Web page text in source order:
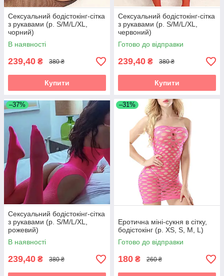
Сексуальний бодістокінг-сітка
з рукавами (р. S/M/L/XL,
чорний)
В наявності
239,40 ₴ 380 ₴
Купити
Сексуальний бодістокінг-сітка
з рукавами (р. S/M/L/XL,
червоний)
Готово до відправки
239,40 ₴ 380 ₴
Купити
–37%
Сексуальний бодістокінг-сітка
з рукавами (р. S/M/L/XL,
рожевий)
В наявності
239,40 ₴ 380 ₴
–31%
Еротична міні-сукня в сітку,
бодістокінг (р. XS, S, M, L)
Готово до відправки
180 ₴ 260 ₴